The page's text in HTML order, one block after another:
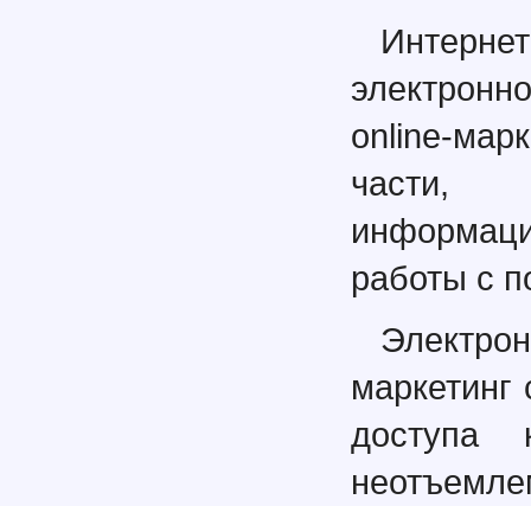
online-
части,
работы с
доступа